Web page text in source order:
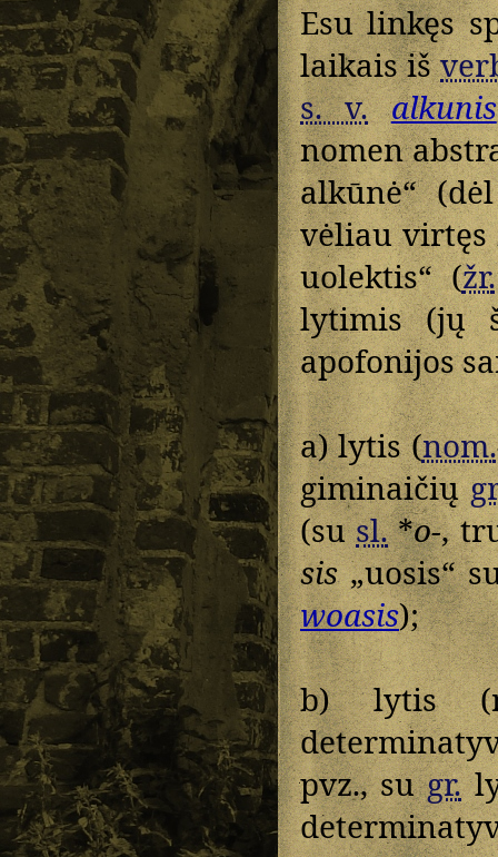
Esu linkęs
laikais iš
s. v. alkunis
nomen
alkūnė“
vėliau
uolektis“ (žr.
lytimis (jų
apofonijos
a) lytis (nom.
giminaičių
(susl.*o-,
sis„uosis“
woasis);
b) lytis
pvz., sugr.